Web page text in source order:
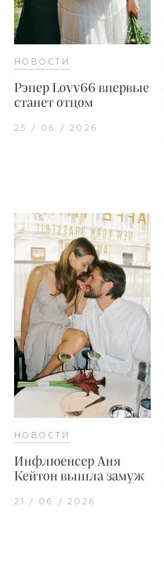
НОВОСТИ
Рэпер Lovv66 впервые
станет отцом
25 / 06 / 2026
НОВОСТИ
Инфлюенсер Аня
Кейтон вышла замуж
21 / 06 / 2026